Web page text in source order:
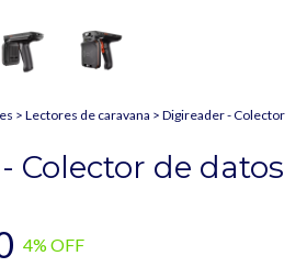
> Lectores de caravana > Digireader - Colector
Colector de datos
4% OFF